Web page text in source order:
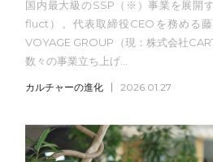
国内最大級のSSP（※）事業を展開
fluct）。代表取締役CEOを務める
VOYAGE GROUP（現：株式会社
数々の事業立ち上げ...
カルチャーの進化 2026.01.27